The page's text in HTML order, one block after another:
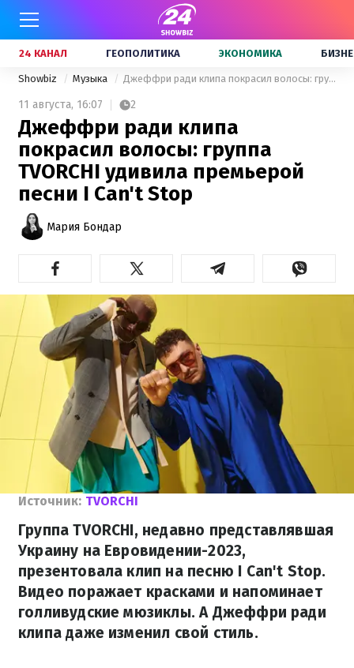
24 КАНАЛ ГЕОПОЛИТИКА ЭКОНОМИКА
Showbiz Музыка Джеффри ради клипа покрасил волосы: группа TVORCHI удивила премьерой песни I Can't Stop
11 августа, 16:07 2
Джеффри ради клипа
покрасил волосы: группа
TVORCHI удивила премьерой
песни I Can't Stop
Мария Бондар
Источник: TVORCHI
Группа TVORCHI, недавно представлявшая
Украину на Евровидении-2023,
презентовала клип на песню I Can't Stop.
Видео поражает красками и напоминает
голливудские мюзиклы. А Джеффри ради
клипа даже изменил свой стиль.